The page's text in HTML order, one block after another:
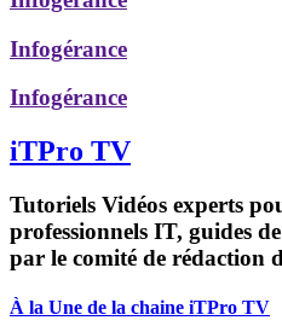
Infogérance
Infogérance
iTPro TV
Tutoriels Vidéos experts
professionnels IT, guides
par le comité de rédaction
À la Une de la chaine iTPro TV